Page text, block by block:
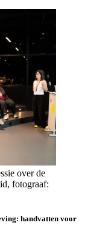
over de
fotograaf:
handvatten voor